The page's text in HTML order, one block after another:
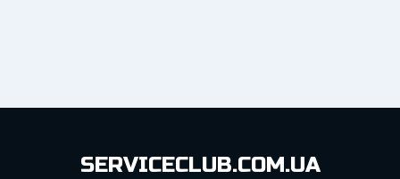
SERVICECLUB.COM.UA